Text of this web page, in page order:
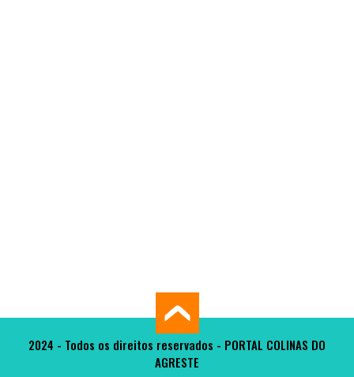
2024 - Todos os direitos reservados - PORTAL COLINAS DO
AGRESTE